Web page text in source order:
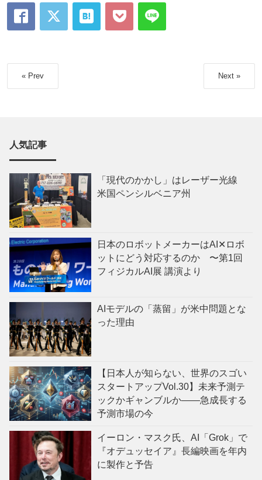
« Prev Next »
人気記事
「現代のかかし」はレーザー光線
米国ペンシルベニア州
日本のロボットメーカーはAI✕ロボ
ットにどう対応するのか 〜第1回
フィジカルAI展 講演より
AIモデルの「蒸留」が米中問題とな
った理由
【日本人が知らない、世界のスゴい
スタートアップVol.30】未来予測テ
ックかギャンブルか——急成長する
予測市場の今
イーロン・マスク氏、AI「Grok」で
『オデュッセイア』長編映画を年内
に製作と予告